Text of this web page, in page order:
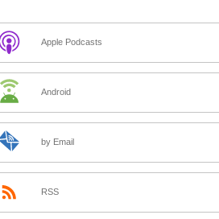
Apple Podcasts
Android
by Email
RSS